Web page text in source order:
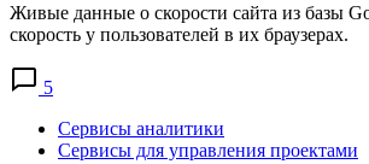
Живые данные о скорости сайта из базы
скорость у пользователей в их браузерах.
5
Сервисы аналитики
Сервисы для управления проектами